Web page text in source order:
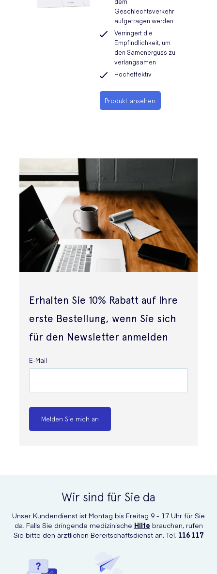
Geschlechtsverkehr
aufgetragen werden
Verringert die
Empfindlichkeit, um
den Samenerguss zu
verlangsamen
Hocheffektiv
Produkt ansehen
Erhalten Sie 10% Rabatt auf Ihre
erste Bestellung, wenn Sie sich
für den Newsletter anmelden
E-Mail
Melden Sie mich an
Wir sind für Sie da
Unser Kundendienst ist Montag bis Freitag 9 - 17 Uhr für Sie
da. Falls Sie dringende medizinische Hilfe brauchen, rufen
Sie bitte den ärztlichen Bereitschaftsdienst an, Tel. 116 117